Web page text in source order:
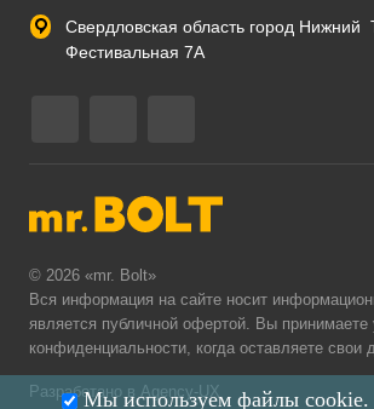
Свердловская область город Нижний
Фестивальная 7А
© 2026 «mr. Bolt»
Вся информация на сайте носит
является публичной офертой. Вы принимаете
конфиденциальности, когда оставляете свои
Разработано в Agency-UX
Мы используем файлы cookie.